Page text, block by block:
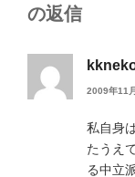
の返信
2009年11
私自身
たうえ
る中立